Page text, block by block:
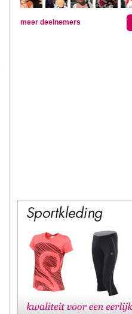
meer deelnemers